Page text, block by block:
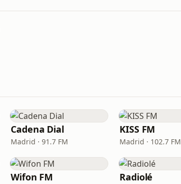
Cadena Dial
Madrid · 91.7 FM
KISS FM
Madrid · 102.7 FM
Wifon FM Radiolé